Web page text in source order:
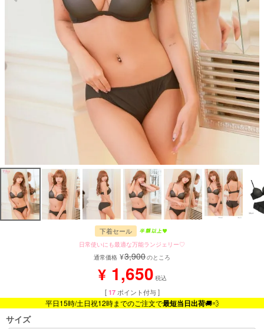
下着セール
日常使いにも最適な万能ランジェリー♡
通常価格 ¥3,900のところ
¥ 1,650 税込
[ 17 ポイント付与 ]
平日15時/土日祝12時までのご注文で最短当日出荷🚚💨
サイズ